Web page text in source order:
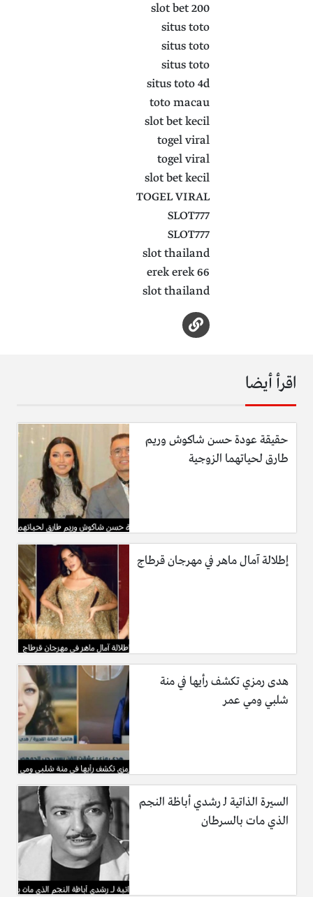
slot bet 200
situs toto
situs toto
situs toto
situs toto 4d
toto macau
slot bet kecil
togel viral
togel viral
slot bet kecil
TOGEL VIRAL
SLOT777
SLOT777
slot thailand
erek erek 66
slot thailand
اقرأ أيضا
حقيقة عودة حسن شاكوش وريم
طارق لحياتهما الزوجية
إطلالة آمال ماهر في مهرجان قرطاج
هدى رمزي تكشف رأيها في منة
شلبي ومي عمر
السيرة الذاتية لـ رشدي أباظة النجم
الذي مات بالسرطان